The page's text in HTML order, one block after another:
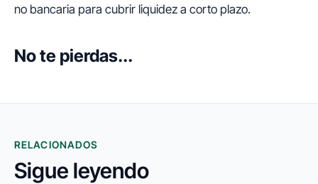
no bancaria para cubrir liquidez a corto plazo.
No te pierdas...
RELACIONADOS
Sigue leyendo